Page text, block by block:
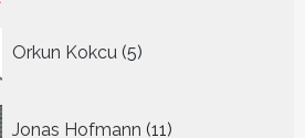
Orkun Kokcu 5
producten
Jonas Hofmann 11